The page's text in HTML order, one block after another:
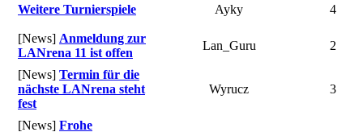
Weitere Turnierspiele Ayky 4
[News] Anmeldung zur
LANrena 11 ist offen
Lan_Guru 2
[News] Termin für die
nächste LANrena steht
fest
Wyrucz 3
[News] Frohe